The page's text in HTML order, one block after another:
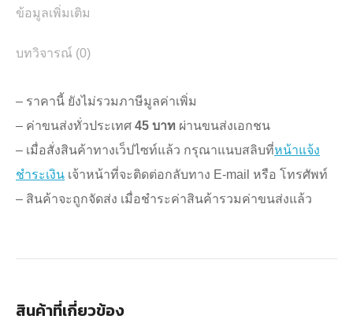
ขนาด
ซม.
กล่อง
(2แผ่น)
ชิ้น
ข้อมูลเพิ่มเติม
บทวิจารณ์ (0)
– ราคานี้ ยังไม่รวมภาษีมูลค่าเพิ่ม
– ค่าขนส่งทั่วประเทศ 45 บาท ผ่านขนส่งเอกชน
– เมื่อสั่งสินค้าทางเว็ปไซท์แล้ว กรุณาแนบสลิบที่หน้าแจ้ง
ชำระเงิน เจ้าหน้าที่จะติดต่อกลับทาง E-mail หรือ โทรศัพท์
– สินค้าจะถูกจัดส่ง เมื่อชำระค่าสินค้ารวมค่าขนส่งแล้ว
สินค้าที่เกี่ยวข้อง